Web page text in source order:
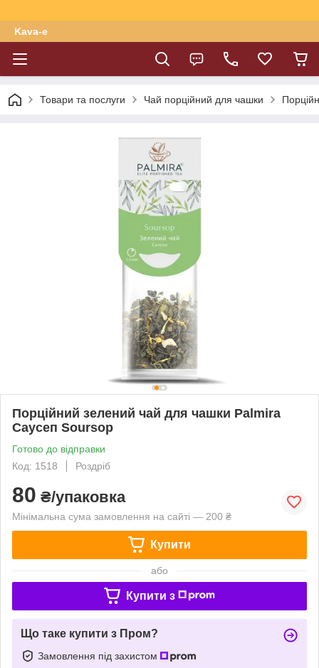
Kava-e
Товари та послуги Чай порційний для чашки
Порційний зелений чай для чашки Palmira
Саусеп Soursop
Готово до відправки
Код: 1518
Роздріб
80 ₴/упаковка
Мінімальна сума замовлення на сайті — 200 ₴
Купити
або
Купити з
Що таке купити з Пром?
Замовлення під захистом